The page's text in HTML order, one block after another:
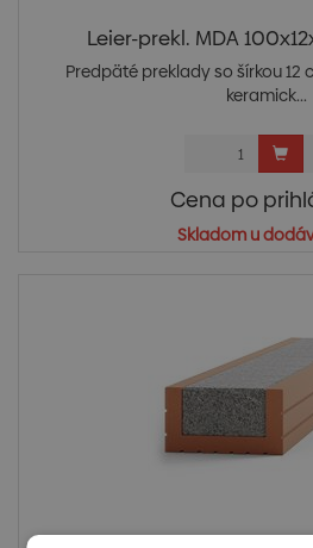
Leier-prekl. MDA
Predpäté preklady so šírkou 12
keramick...
Cena po
Skladom u